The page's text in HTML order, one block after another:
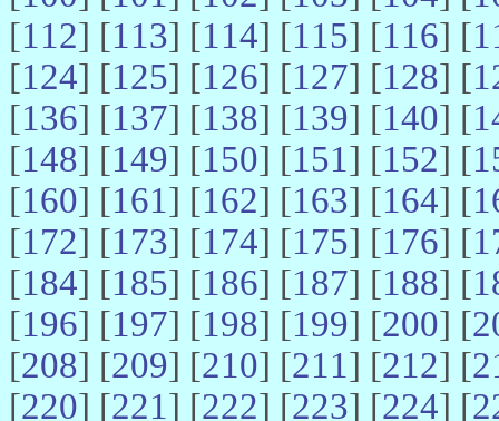
[112] [113] [114] [115] [116] [
[124] [125] [126] [127] [128] [
[136] [137] [138] [139] [140] [
[148] [149] [150] [151] [152] [
[160] [161] [162] [163] [164] [
[172] [173] [174] [175] [176] [
[184] [185] [186] [187] [188] [
[196] [197] [198] [199] [200] [
[208] [209] [210] [211] [212] [
[220] [221] [222] [223] [224] [